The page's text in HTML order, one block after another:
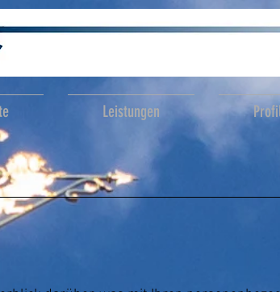
Leistungen